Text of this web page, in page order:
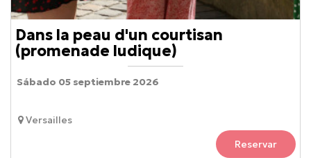
Dans la peau d'un courtisan
(promenade ludique)
Versailles
Sábado 05 septiembre 2026
Reservar